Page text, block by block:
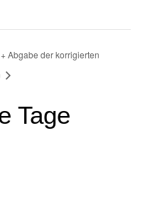
Abgabe der korrigierten
Tage